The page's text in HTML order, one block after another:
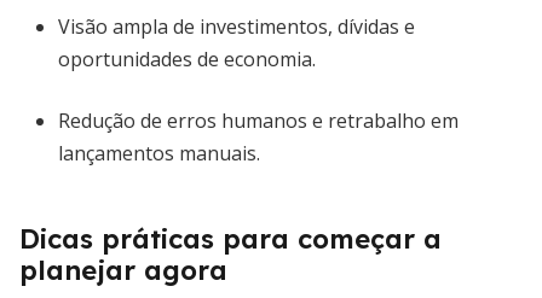
Visão ampla de investimentos, dívidas e
oportunidades de economia.
Redução de erros humanos e retrabalho em
lançamentos manuais.
Dicas práticas para começar a
planejar agora